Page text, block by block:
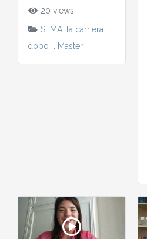
20 views
SEMA: la carriera
dopo il Master
2003-2004
2002-2003